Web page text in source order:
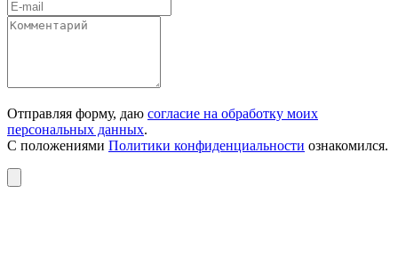
Отправляя форму, даю согласие на обработку моих
персональных данных.
С положениями Политики конфиденциальности ознакомился.